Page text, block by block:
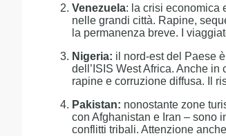
Venezuela: la crisi economica
nelle grandi città. Rapine,
la permanenza breve. I
Nigeria: il nord-est del Paese
dell’ISIS West Africa. Anche
rapine e corruzione diffusa. Il
Pakistan: nonostante zone
con Afghanistan e Iran – sono
conflitti tribali. Attenzione